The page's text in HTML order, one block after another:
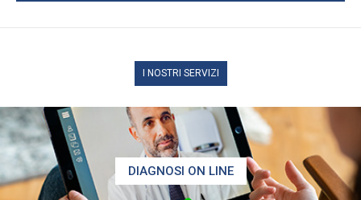
I NOSTRI SERVIZI
DIAGNOSI ON LINE